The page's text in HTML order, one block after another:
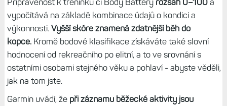
Připravenost k tréninku či Body Battery rozsah 0–100a
vypočítává na základě kombinace údajů o kondici a
výkonnosti. Vyšší skóre znamená zdatnější běh do
kopce.Kromě bodové klasifikace získáváte také slovní
hodnocení od rekreačního po elitní, a to ve srovnání s
ostatními osobami stejného věku a pohlaví - abyste věděli,
jak na tom jste.
Garmin uvádí, žepři záznamu běžecké aktivity jsou